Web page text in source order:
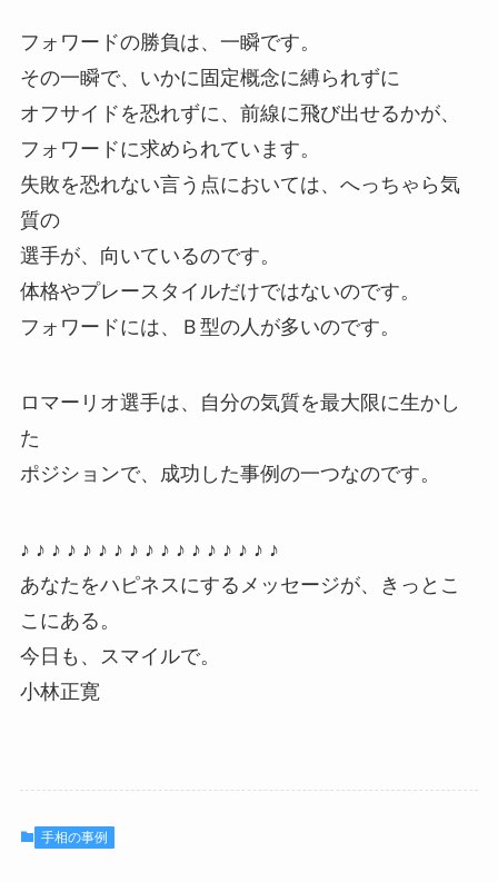
フォワードの勝負は、一瞬です。
その一瞬で、いかに固定概念に縛られずに
オフサイドを恐れずに、前線に飛び出せるかが、
フォワードに求められています。
失敗を恐れない言う点においては、へっちゃら気
質の
選手が、向いているのです。
体格やプレースタイルだけではないのです。
フォワードには、Ｂ型の人が多いのです。
ロマーリオ選手は、自分の気質を最大限に生かし
た
ポジションで、成功した事例の一つなのです。
♪ ♪ ♪ ♪ ♪ ♪ ♪ ♪ ♪ ♪ ♪ ♪ ♪ ♪ ♪ ♪ ♪
あなたをハピネスにするメッセージが、きっとこ
こにある。
今日も、スマイルで。
小林正寛
手相の事例